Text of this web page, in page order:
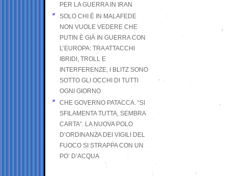
PER LA GUERRA IN IRAN
SOLO CHI È IN MALAFEDE
NON VUOLE VEDERE CHE
PUTIN È GIÀ IN GUERRA CON
L’EUROPA: TRA ATTACCHI
IBRIDI, TROLL E
INTERFERENZE, I BLITZ SONO
SOTTO GLI OCCHI DI TUTTI
OGNI GIORNO
CHE GOVERNO PATACCA. “SI
SFILAMENTA TUTTA, SEMBRA
CARTA”. LA NUOVA POLO
D’ORDINANZA DEI VIGILI DEL
FUOCO SI STRAPPA CON UN
PO’ D’ACQUA